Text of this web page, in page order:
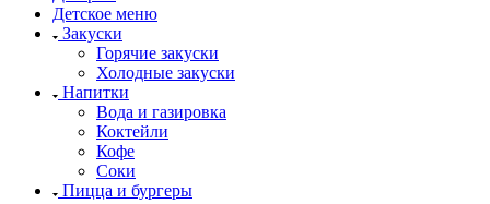
Детское меню
Закуски
Горячие закуски
Холодные закуски
Напитки
Вода и газировка
Коктейли
Кофе
Соки
Пицца и бургеры